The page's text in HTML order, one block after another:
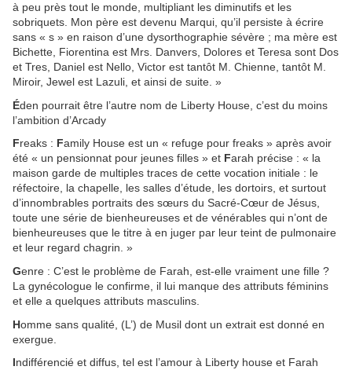
à peu près tout le monde, multipliant les diminutifs et les
sobriquets. Mon père est devenu Marqui, qu’il persiste à écrire
sans « s » en raison d’une dysorthographie sévère ; ma mère est
Bichette, Fiorentina est Mrs. Danvers, Dolores et Teresa sont Dos
et Tres, Daniel est Nello, Victor est tantôt M. Chienne, tantôt M.
Miroir, Jewel est Lazuli, et ainsi de suite. »
Éden pourrait être l’autre nom de Liberty House, c’est du moins
l’ambition d’Arcady
Freaks : Family House est un « refuge pour freaks » après avoir
été « un pensionnat pour jeunes filles » et Farah précise : « la
maison garde de multiples traces de cette vocation initiale : le
réfectoire, la chapelle, les salles d’étude, les dortoirs, et surtout
d’innombrables portraits des sœurs du Sacré-Cœur de Jésus,
toute une série de bienheureuses et de vénérables qui n’ont de
bienheureuses que le titre à en juger par leur teint de pulmonaire
et leur regard chagrin. »
Genre : C’est le problème de Farah, est-elle vraiment une fille ?
La gynécologue le confirme, il lui manque des attributs féminins
et elle a quelques attributs masculins.
Homme sans qualité, (L’) de Musil dont un extrait est donné en
exergue.
Indifférencié et diffus, tel est l’amour à Liberty house et Farah